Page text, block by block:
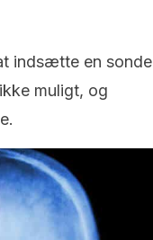
indsætte en sonde
muligt, og